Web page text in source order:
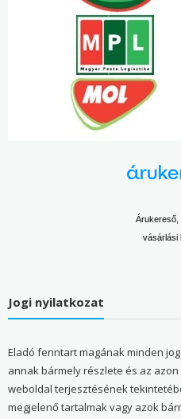
Árukereső,
vásárlási
Jogi nyilatkozat
Eladó fenntart magának minden
annak bármely részlete és az
weboldal terjesztésének
megjelenő tartalmak vagy azok